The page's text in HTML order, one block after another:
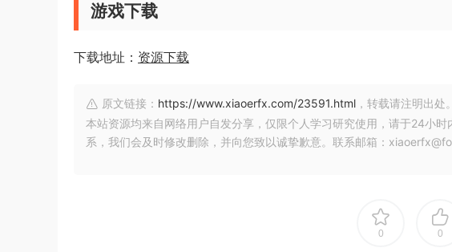
游戏下载
下载地址： 资源下载
原文链接： https://www.xiaoerfx.com/23591.html ，转载请注明出处。
本站资源均来自网络用户自发分享，仅限个人学习研究使用，请于24小
系，我们会及时修改删除，并向您致以诚挚歉意。联系邮箱：
0 0